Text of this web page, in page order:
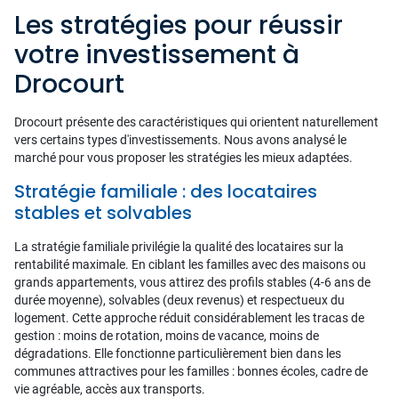
Les stratégies pour réussir
votre investissement à
Drocourt
Drocourt présente des caractéristiques qui orientent naturellement
vers certains types d'investissements. Nous avons analysé le
marché pour vous proposer les stratégies les mieux adaptées.
Stratégie familiale : des locataires
stables et solvables
La stratégie familiale privilégie la qualité des locataires sur la
rentabilité maximale. En ciblant les familles avec des maisons ou
grands appartements, vous attirez des profils stables (4-6 ans de
durée moyenne), solvables (deux revenus) et respectueux du
logement. Cette approche réduit considérablement les tracas de
gestion : moins de rotation, moins de vacance, moins de
dégradations. Elle fonctionne particulièrement bien dans les
communes attractives pour les familles : bonnes écoles, cadre de
vie agréable, accès aux transports.